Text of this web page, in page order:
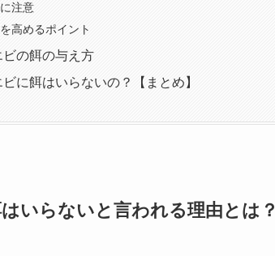
注意
高めるポイント
ビの餌の与え方
に餌はいらないの？【まとめ】
いらないと言われる理由とは？